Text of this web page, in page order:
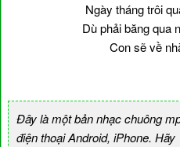
Ngày tháng trôi
Dù phải băng qua
Con sẽ về
Đây là một bản nhạc chuông
điện thoại Android, iPhone. Hãy